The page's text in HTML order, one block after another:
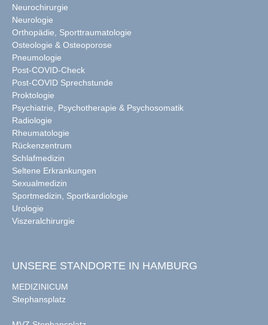
Neurochirurgie
Neurologie
Orthopädie, Sporttraumatologie
Osteologie & Osteoporose
Pneumologie
Post-COVID-Check
Post-COVID Sprechstunde
Proktologie
Psychiatrie, Psychotherapie & Psychosomatik
Radiologie
Rheumatologie
Rückenzentrum
Schlafmedizin
Seltene Erkrankungen
Sexualmedizin
Sportmedizin, Sportkardiologie
Urologie
Viszeralchirurgie
UNSERE STANDORTE IN HAMBURG
MEDIZINICUM
Stephansplatz